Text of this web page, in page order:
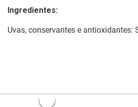
Ingredientes:
Uvas, conservantes e antioxidantes: